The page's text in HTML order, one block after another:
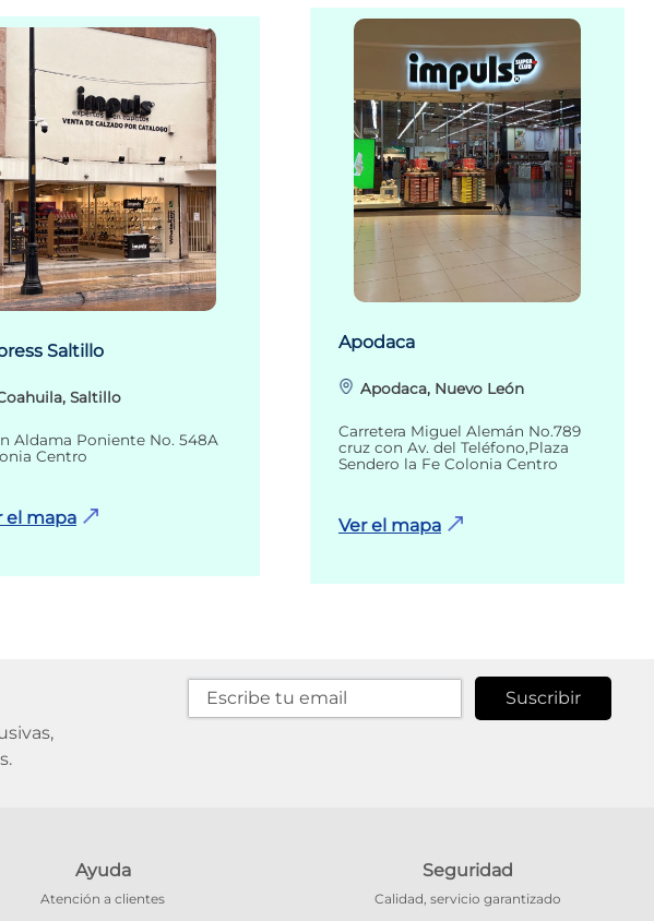
Saltillo
Saltillo
Aldama Poniente No. 548A
Centro
el mapa
Apodaca
Apodaca, Nuevo León
Carretera Miguel Alemán No.789
cruz con Av. del Teléfono,Plaza
Sendero la Fe Colonia Centro
Ver el mapa
Suscribir
Ayuda
Atención a clientes
Seguridad
Calidad, servicio garantizado